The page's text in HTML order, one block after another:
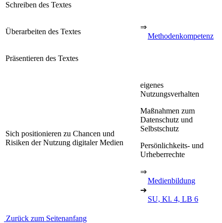
Schreiben des Textes
Überarbeiten des Textes
⇒
Methodenkompetenz
Präsentieren des Textes
Sich positionieren zu Chancen und
Risiken der Nutzung digitaler Medien
eigenes
Nutzungsverhalten
Maßnahmen zum
Datenschutz und
Selbstschutz
Persönlichkeits- und
Urheberrechte
⇒
Medienbildung
➔
SU, Kl. 4, LB 6
Zurück zum Seitenanfang